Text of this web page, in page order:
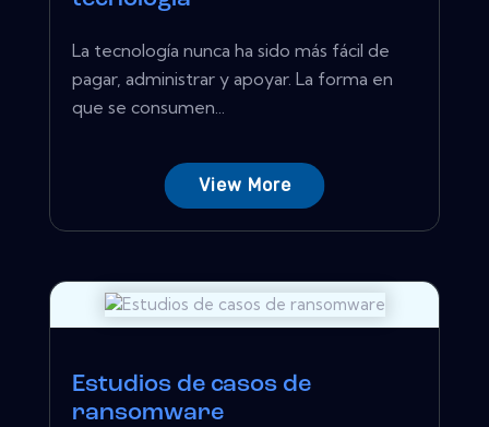
La tecnología nunca ha sido más fácil de
pagar, administrar y apoyar. La forma en
que se consumen...
View More
Estudios de casos de
ransomware